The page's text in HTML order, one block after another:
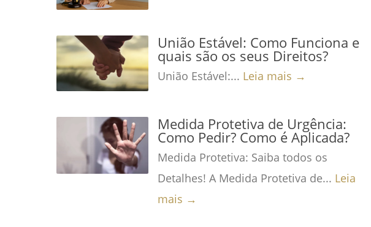
União Estável: Como Funciona e
quais são os seus Direitos?
União Estável:... Leia mais →
Medida Protetiva de Urgência:
Como Pedir? Como é Aplicada?
Medida Protetiva: Saiba todos os
Detalhes! A Medida Protetiva de... Leia
mais →